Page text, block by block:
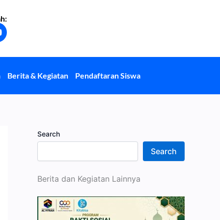
Berita & Kegiatan Pendaftaran Siswa
Search
Search
Berita dan Kegiatan Lainnya